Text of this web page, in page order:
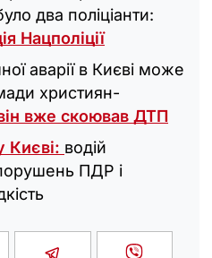
два поліціанти:
Нацполіції
аварії в Києві може
християн-
вже скоював ДТП
Києві: водій
ПДР і